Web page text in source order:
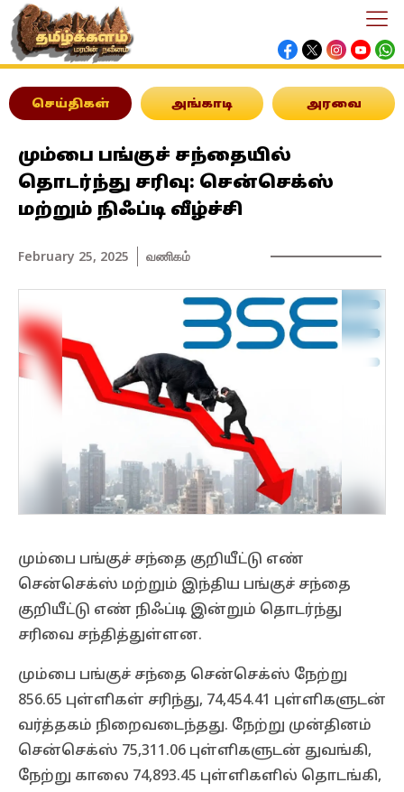
செய்திகள் அங்காடி அரவை
மும்பை பங்குச் சந்தையில்
தொடர்ந்து சரிவு: சென்செக்ஸ்
மற்றும் நிஃப்டி வீழ்ச்சி
February 25, 2025 வணிகம்
மும்பை பங்குச் சந்தை குறியீட்டு எண்
சென்செக்ஸ் மற்றும் இந்திய பங்குச் சந்தை
குறியீட்டு எண் நிஃப்டி இன்றும் தொடர்ந்து
சரிவை சந்தித்துள்ளன.
மும்பை பங்குச் சந்தை சென்செக்ஸ் நேற்று
856.65 புள்ளிகள் சரிந்து, 74,454.41 புள்ளிகளுடன்
வர்த்தகம் நிறைவடைந்தது. நேற்று முன்தினம்
சென்செக்ஸ் 75,311.06 புள்ளிகளுடன் துவங்கி,
நேற்று காலை 74,893.45 புள்ளிகளில் தொடங்கி,